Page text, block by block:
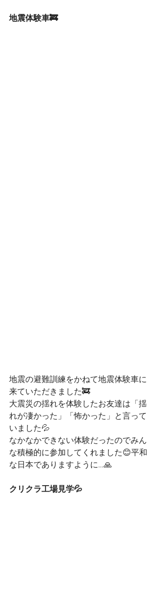
地震体験車🚒
地震の避難訓練をかねて地震体験車に
来ていただきました🚒
大震災の揺れを体験したお友達は「揺
れが凄かった」「怖かった」と言って
いました💦
なかなかできない体験だったのでみん
な積極的に参加してくれました😊平和
な日本でありますように…🙏
クリクラ工場見学💦